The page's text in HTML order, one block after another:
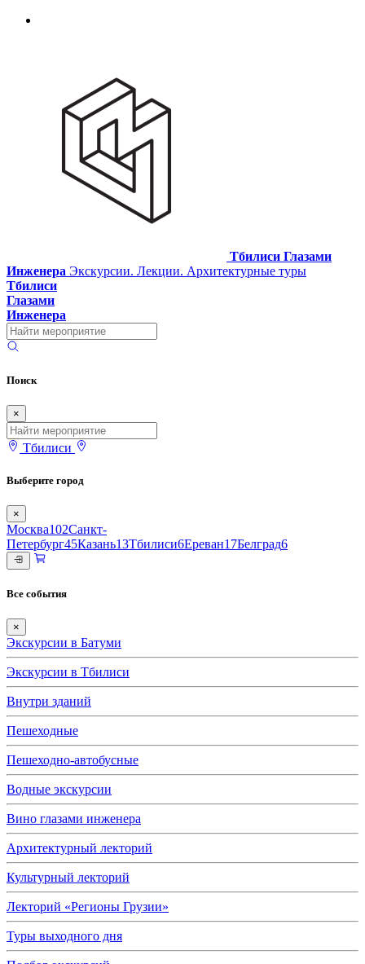
Тбилиси Глазами
Инженера Экскурсии. Лекции. Архитектурные туры
Тбилиси
Глазами
Инженера
Поиск
×
Тбилиси
Выберите город
×
Москва102Санкт-
Петербург45Казань13Тбилиси6Ереван17Белград6
Все события
×
Экскурсии в Батуми
Экскурсии в Тбилиси
Внутри зданий
Пешеходные
Пешеходно-автобусные
Водные экскурсии
Вино глазами инженера
Архитектурный лекторий
Культурный лекторий
Лекторий «Регионы Грузии»
Туры выходного дня